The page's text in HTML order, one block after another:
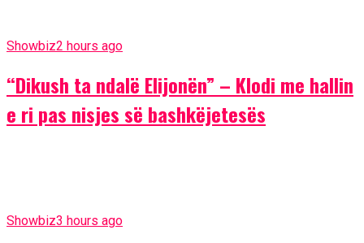
Showbiz2 hours ago
“Dikush ta ndalë Elijonën” – Klodi me hallin
e ri pas nisjes së bashkëjetesës
Showbiz3 hours ago